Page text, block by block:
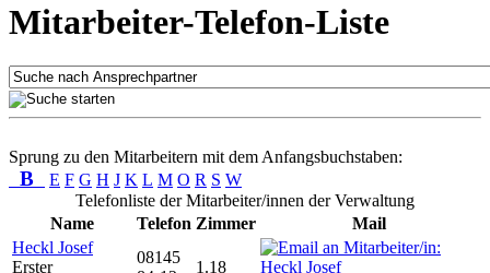
Mitarbeiter-Telefon-Liste
Sprung zu den Mitarbeitern mit dem Anfangsbuchstaben:
B E F G H J K L M O R S W
Telefonliste der Mitarbeiter/innen der Verwaltung
Name
Telefon Zimmer
Mail
Heckl Josef
Erster
08145
1.18